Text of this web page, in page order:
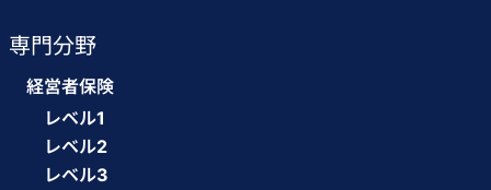
専門分野
経営者保険
レベル1
レベル2
レベル3